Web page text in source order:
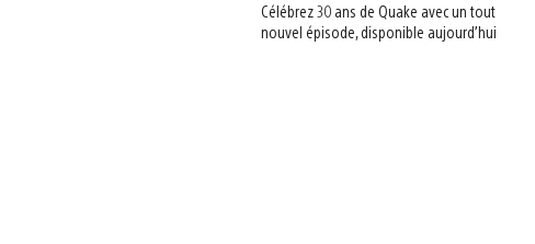
Célébrez 30 ans de Quake avec un tout
nouvel épisode, disponible aujourd’hui